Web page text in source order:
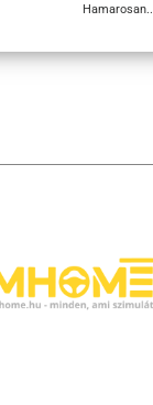
Hamarosan..